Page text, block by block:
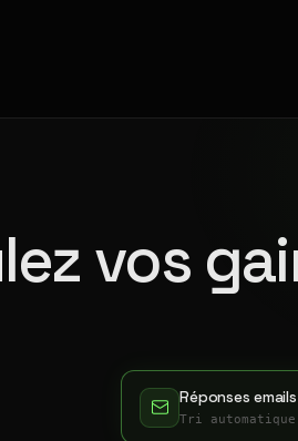
vos
Réponses
Tri